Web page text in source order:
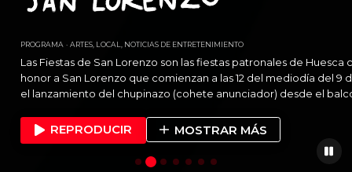
PROGRAMA ARTES, LOCAL, NOTICIAS DE ENTRETENIMIENTO
Las Fiestas de San Lorenzo son las fiestas patronales de Huesca
honor a San Lorenzo que comienzan a las 12 del mediodía del 9
el lanzamiento del chupinazo (cohete anunciador) desde el
agosto con el 'Adiós, San Lorenzo, adiós', la canción de
REPRODUCIR MOSTRAR MÁS